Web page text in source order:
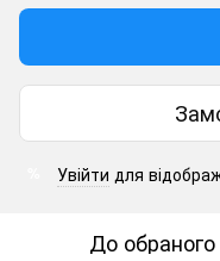
Увійти для
До обраного